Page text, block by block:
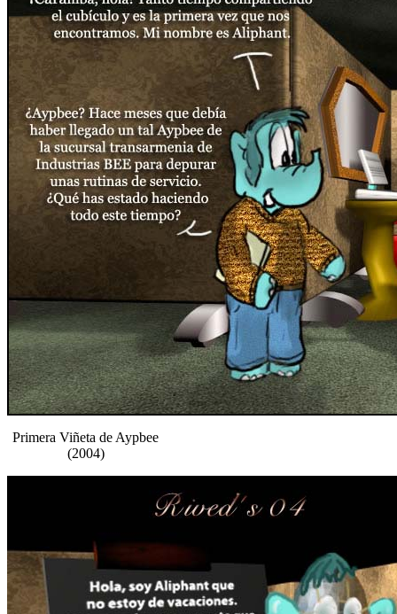
Primera Viñeta de Aypbee
(2004)